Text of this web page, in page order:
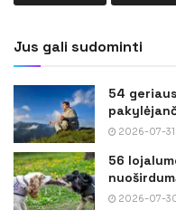
Jus gali sudominti
54
2026-07-31
56
2026-07-